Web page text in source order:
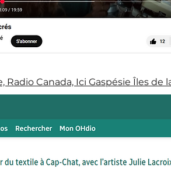
Canada, Ici Gaspésie Îles de